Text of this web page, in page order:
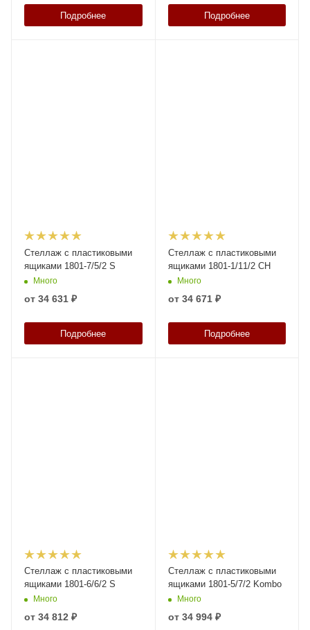
Подробнее Подробнее
Стеллаж с пластиковыми
ящиками 1801-7/5/2 S
Много
от 34 631 ₽
Подробнее
Стеллаж с пластиковыми
ящиками 1801-1/11/2 СH
Много
от 34 671 ₽
Подробнее
Стеллаж с пластиковыми
ящиками 1801-6/6/2 S
Много
от 34 812 ₽
Стеллаж с пластиковыми
ящиками 1801-5/7/2 Kombo
Много
от 34 994 ₽